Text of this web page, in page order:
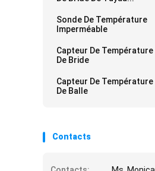
Sonde De Température
Imperméable
Capteur De Température
De Bride
Capteur De Température
De Balle
Contacts